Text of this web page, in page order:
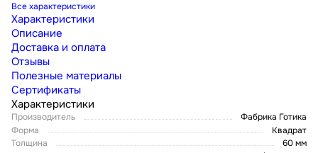
Все характеристики
Характеристики
Описание
Доставка и оплата
Отзывы
Полезные материалы
Сертификаты
Характеристики
Производитель
Фабрика Готика
Форма
Квадрат
Толщина
60 мм